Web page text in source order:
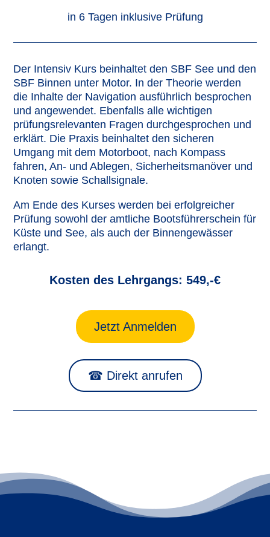
in 6 Tagen inklusive Prüfung
Der Intensiv Kurs beinhaltet den SBF See und den
SBF Binnen unter Motor. In der Theorie werden
die Inhalte der Navigation ausführlich besprochen
und angewendet. Ebenfalls alle wichtigen
prüfungsrelevanten Fragen durchgesprochen und
erklärt. Die Praxis beinhaltet den sicheren
Umgang mit dem Motorboot, nach Kompass
fahren, An- und Ablegen, Sicherheitsmanöver und
Knoten sowie Schallsignale.
Am Ende des Kurses werden bei erfolgreicher
Prüfung sowohl der amtliche Bootsführerschein für
Küste und See, als auch der Binnengewässer
erlangt.
Kosten des Lehrgangs: 549,-€
Jetzt Anmelden
☎ Direkt anrufen